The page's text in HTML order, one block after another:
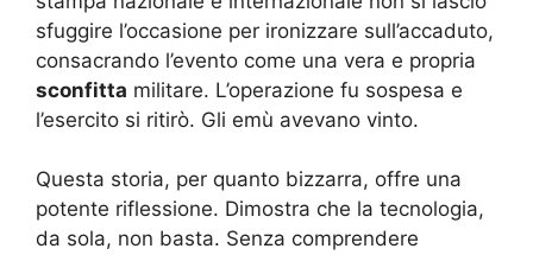
sfuggire l’occasione per ironizzare sull’accaduto,
consacrando l’evento come una vera e propria
sconfitta militare. L’operazione fu sospesa e
l’esercito si ritirò. Gli emù avevano vinto.
Questa storia, per quanto bizzarra, offre una
potente riflessione. Dimostra che la tecnologia,
da sola, non basta. Senza comprendere